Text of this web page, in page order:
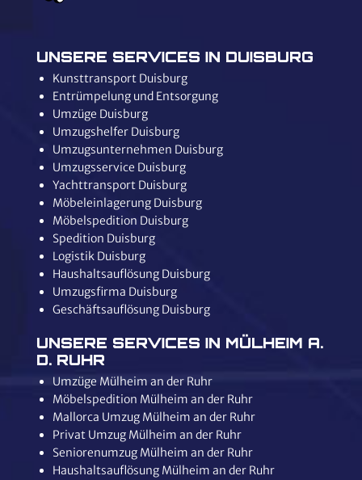
UNSERE SERVICES IN DUISBURG
Kunsttransport Duisburg
Entrümpelung und Entsorgung
Umzüge Duisburg
Umzugshelfer Duisburg
Umzugsunternehmen Duisburg
Umzugsservice Duisburg
Yachttransport Duisburg
Möbeleinlagerung Duisburg
Möbelspedition Duisburg
Spedition Duisburg
Logistik Duisburg
Haushaltsauflösung Duisburg
Umzugsfirma Duisburg
Geschäftsauflösung Duisburg
UNSERE SERVICES IN MÜLHEIM A.
D. RUHR
Umzüge Mülheim an der Ruhr
Möbelspedition Mülheim an der Ruhr
Mallorca Umzug Mülheim an der Ruhr
Privat Umzug Mülheim an der Ruhr
Seniorenumzug Mülheim an der Ruhr
Haushaltsauflösung Mülheim an der Ruhr